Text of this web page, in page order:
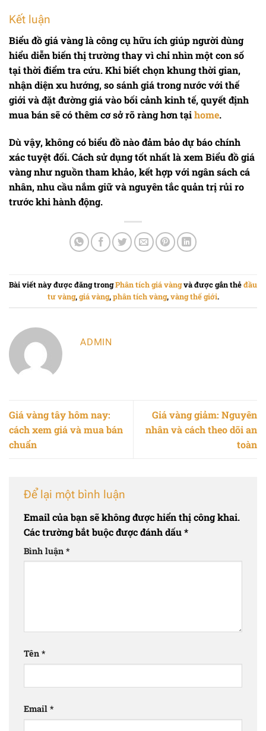
Kết luận
Biểu đồ giá vànglà công cụ hữu ích giúp người dùng
hiểu diễn biến thị trường thay vì chỉ nhìn một con số
tại thời điểm tra cứu. Khi biết chọn khung thời gian,
nhận diện xu hướng, so sánh giá trong nước với thế
giới và đặt đường giá vào bối cảnh kinh tế, quyết định
mua bán sẽ có thêm cơ sở rõ ràng hơn tạihome.
Dù vậy, không có biểu đồ nào đảm bảo dự báo chính
xác tuyệt đối. Cách sử dụng tốt nhất là xemBiểu đồ giá
vàngnhư nguồn tham khảo, kết hợp với ngân sách cá
nhân, nhu cầu nắm giữ và nguyên tắc quản trị rủi ro
trước khi hành động.
Bài viết này được đăng trongPhân tích giá vàngvà được gắn thẻđầu
tư vàng,giá vàng,phân tích vàng,vàng thế giới.
ADMIN
Giá vàng tây hôm nay:
cách xem giá và mua bán
chuẩn
Giá vàng giảm: Nguyên
nhân và cách theo dõi an
toàn
Để lại một bình luận
Email của bạn sẽ không được hiển thị công khai.
Các trường bắt buộc được đánh dấu*
Bình luận *
Tên *
Email *